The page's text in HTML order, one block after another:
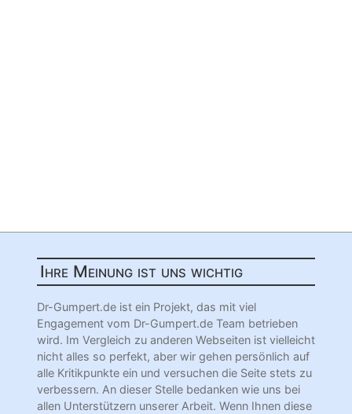
Ihre Meinung ist uns wichtig
Dr-Gumpert.de ist ein Projekt, das mit viel
Engagement vom Dr-Gumpert.de Team betrieben
wird. Im Vergleich zu anderen Webseiten ist vielleicht
nicht alles so perfekt, aber wir gehen persönlich auf
alle Kritikpunkte ein und versuchen die Seite stets zu
verbessern. An dieser Stelle bedanken wie uns bei
allen Unterstützern unserer Arbeit. Wenn Ihnen diese